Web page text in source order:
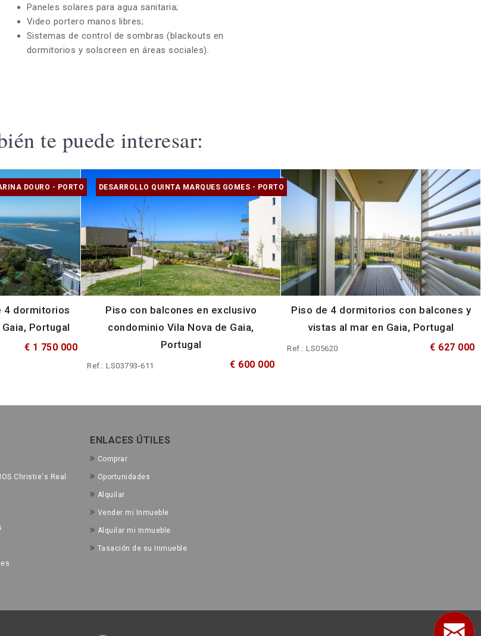
Paneles solares para agua sanitaria;
Video portero manos libres;
Sistemas de control de sombras (blackouts en
dormitorios y solscreen en áreas sociales).
te puede interesar:
DOURO - PORTO
4 dormitorios
Portugal
€ 1 750 000
DESARROLLO QUINTA MARQUES GOMES - PORTO
Piso con balcones en exclusivo
condominio Vila Nova de Gaia,
Portugal
Ref.: LS03793-611 € 600 000
Piso de 4 dormitorios con balcones y
vistas al mar en Gaia, Portugal
Ref.: LS05620 € 627 000
Christie's Real
ENLACES ÚTILES
Comprar
Oportunidades
Alquilar
Vender mi Inmueble
Alquilar mi Inmueble
Tasación de su Inmueble